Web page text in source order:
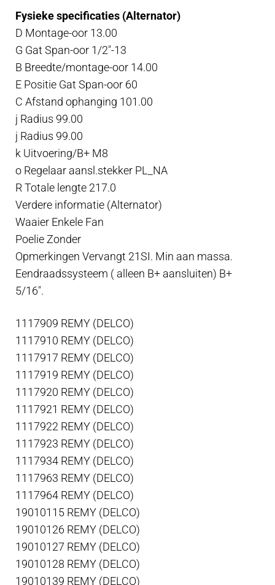
Fysieke specificaties (Alternator)
D Montage-oor 13.00
G Gat Span-oor 1/2″-13
B Breedte/montage-oor 14.00
E Positie Gat Span-oor 60
C Afstand ophanging 101.00
j Radius 99.00
j Radius 99.00
k Uitvoering/B+ M8
o Regelaar aansl.stekker PL_NA
R Totale lengte 217.0
Verdere informatie (Alternator)
Waaier Enkele Fan
Poelie Zonder
Opmerkingen Vervangt 21SI. Min aan massa.
Eendraadssysteem ( alleen B+ aansluiten) B+
5/16″.
1117909 REMY (DELCO)
1117910 REMY (DELCO)
1117917 REMY (DELCO)
1117919 REMY (DELCO)
1117920 REMY (DELCO)
1117921 REMY (DELCO)
1117922 REMY (DELCO)
1117923 REMY (DELCO)
1117934 REMY (DELCO)
1117963 REMY (DELCO)
1117964 REMY (DELCO)
19010115 REMY (DELCO)
19010126 REMY (DELCO)
19010127 REMY (DELCO)
19010128 REMY (DELCO)
19010139 REMY (DELCO)